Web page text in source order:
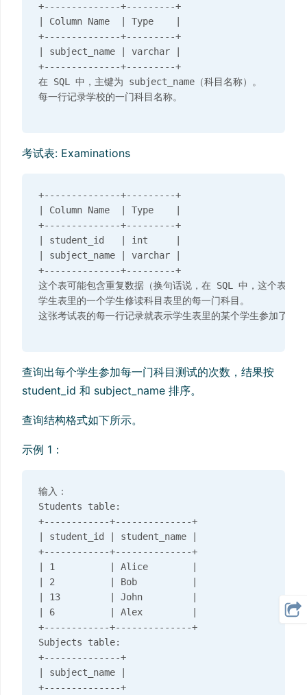
+--------------+---------+
| Column Name  | Type    |
+--------------+---------+
| subject_name | varchar |
+--------------+---------+
在 SQL 中，主键为 subject_name（科目名称）。
考试表: Examinations
+--------------+---------+
| Column Name  | Type    |
+--------------+---------+
| student_id   | int     |
| subject_name | varchar |
+--------------+---------+
这个表可能包含重复数据（换句话说，在 SQL 中，这个表没
学生表里的一个学生修读科目表里的每一门科目。
查询出每个学生参加每一门科目测试的次数，结果按
student_id 和 subject_name 排序。
查询结构格式如下所示。
示例 1：
输入：
Students table:
+------------+--------------+
| student_id | student_name |
+------------+--------------+
| 1          | Alice        |
| 2          | Bob          |
| 13         | John         |
| 6          | Alex         |
+------------+--------------+
Subjects table:
+--------------+
| subject_name |
+--------------+